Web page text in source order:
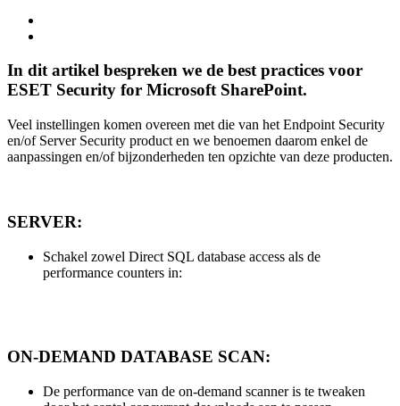
In dit artikel bespreken we de best practices voor
ESET Security for Microsoft SharePoint.
Veel instellingen komen overeen met die van het Endpoint Security
en/of Server Security product en we benoemen daarom enkel de
aanpassingen en/of bijzonderheden ten opzichte van deze producten.
SERVER:
Schakel zowel Direct SQL database access als de
performance counters in:
ON-DEMAND DATABASE SCAN:
De performance van de on-demand scanner is te tweaken